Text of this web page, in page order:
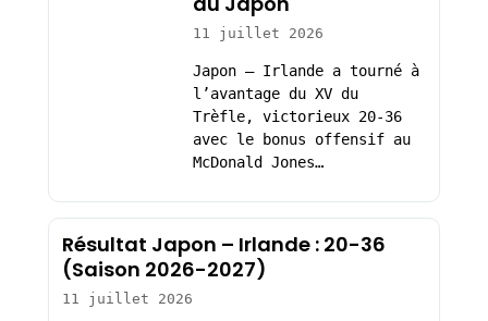
11 juillet 2026
Japon – Irlande a tourné à
l’avantage du XV du
Trèfle, victorieux 20-36
avec le bonus offensif au
McDonald Jones…
Résultat Japon – Irlande : 20-36
(Saison 2026-2027)
11 juillet 2026